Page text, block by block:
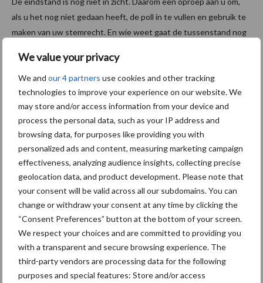
We value your privacy
We and our 4 partners use cookies and other tracking
technologies to improve your experience on our website. We
may store and/or access information from your device and
process the personal data, such as your IP address and
browsing data, for purposes like providing you with
personalized ads and content, measuring marketing campaign
effectiveness, analyzing audience insights, collecting precise
geolocation data, and product development. Please note that
your consent will be valid across all our subdomains. You can
change or withdraw your consent at any time by clicking the
“Consent Preferences” button at the bottom of your screen.
We respect your choices and are committed to providing you
with a transparent and secure browsing experience. The
third-party vendors are processing data for the following
purposes and special features: Store and/or access
als u het nog niet gedaan heeft, de poll in te vullen en gebruik te
maken van uw stemrecht. En wie weet gaat de tussenstand nog
worden door een andere zender. Er is nog veel mogelijk!
Aanbevolen voor jou!
Tot 5 ton per wiel om
ondergrondverdichting te
beperken
Jaarverslag 2025 Royal A-
ware: omzet groeit,
nettoresultaat daalt